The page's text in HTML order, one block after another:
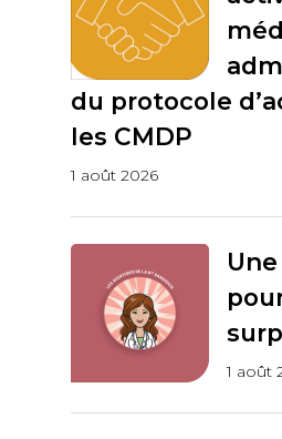
du protocole
les CMDP
1 août 2026
1 août